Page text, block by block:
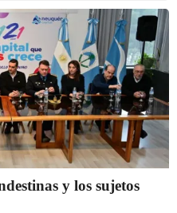
y los sujetos